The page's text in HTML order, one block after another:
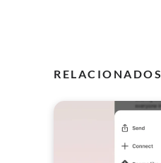
RELACIONADOS